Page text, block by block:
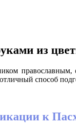
из
способ
к